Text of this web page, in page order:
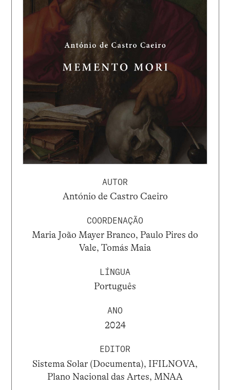
AUTOR
António de Castro Caeiro
COORDENAÇÃO
Maria João Mayer Branco, Paulo Pires do
Vale, Tomás Maia
LÍNGUA
Português
ANO
2024
EDITOR
Sistema Solar (Documenta), IFILNOVA,
Plano Nacional das Artes, MNAA